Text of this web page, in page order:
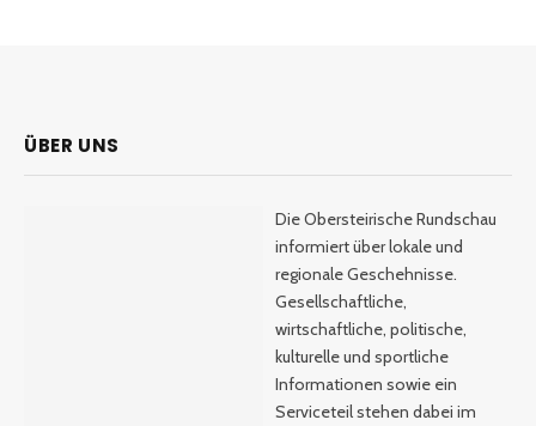
ÜBER UNS
Die Obersteirische Rundschau
informiert über lokale und
regionale Geschehnisse.
Gesellschaftliche,
wirtschaftliche, politische,
kulturelle und sportliche
Informationen sowie ein
Serviceteil stehen dabei im